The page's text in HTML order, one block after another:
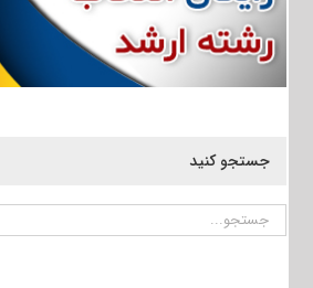
جستجو کنید
جستجو